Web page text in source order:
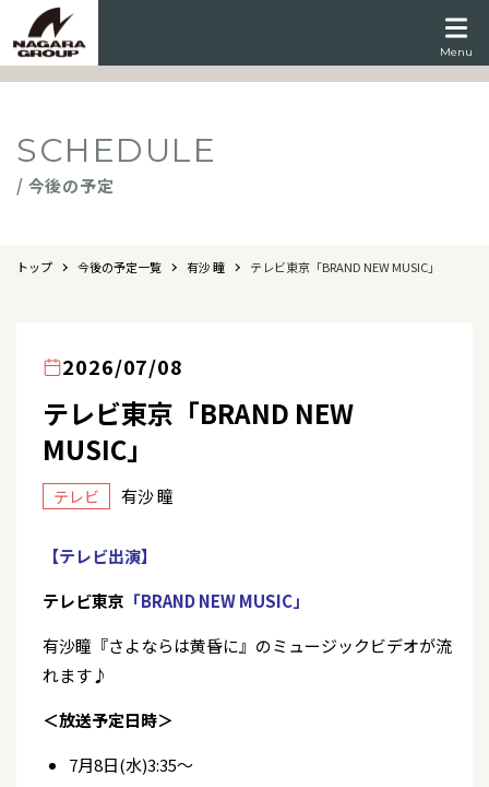
Menu
SCHEDULE
/ 今後の予定
トップ 今後の予定一覧 有沙 瞳 テレビ東京「BRAND NEW MUSIC」
2026/07/08
テレビ東京「BRAND NEW
MUSIC」
テレビ 有沙 瞳
【テレビ出演】
テレビ東京 「BRAND NEW MUSIC」
有沙瞳『さよならは黄昏に』のミュージックビデオが流
れます♪
＜放送予定日時＞
7月8日(水)3:35～